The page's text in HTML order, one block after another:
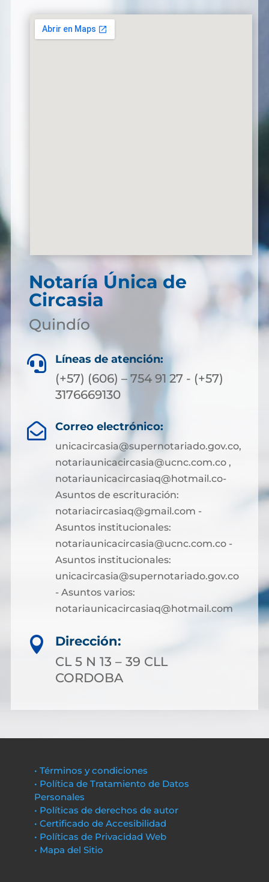
Notaría Única de
Circasia
Quindío
 Líneas de atención:
(+57) (606) – 754 91 27 - (+57)
3176669130
 Correo electrónico:
unicacircasia@supernotariado.gov.co,
notariaunicacircasia@ucnc.com.co ,
notariaunicacircasiaq@hotmail.co-
Asuntos de escrituración:
notariacircasiaq@gmail.com -
Asuntos institucionales:
notariaunicacircasia@ucnc.com.co -
Asuntos institucionales:
unicacircasia@supernotariado.gov.co
- Asuntos varios:
notariaunicacircasiaq@hotmail.com

Dirección:
CL 5 N 13 – 39 CLL
CORDOBA
• Términos y condiciones
• Política de Tratamiento de Datos
Personales
• Políticas de derechos de autor
• Certificado de Accesibilidad
• Políticas de Privacidad Web
• Mapa del Sitio